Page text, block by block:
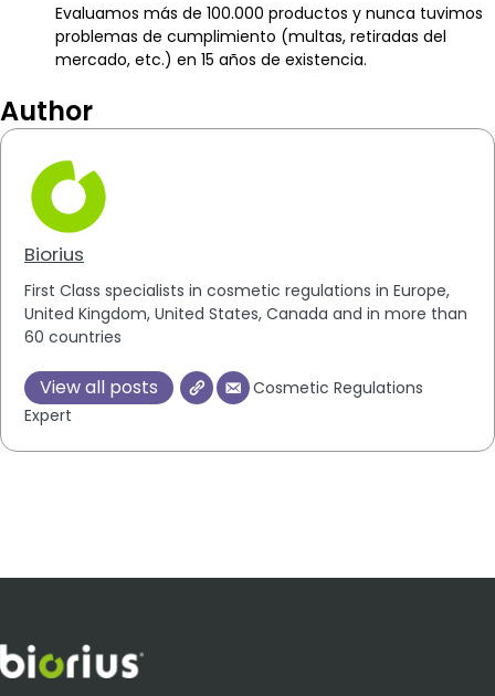
Evaluamos más de 100.000 productos y nunca tuvimos
problemas de cumplimiento (multas, retiradas del
mercado, etc.) en 15 años de existencia.
Author
Biorius
First Class specialists in cosmetic regulations in Europe,
United Kingdom, United States, Canada and in more than
60 countries
View all posts
Cosmetic Regulations
Expert